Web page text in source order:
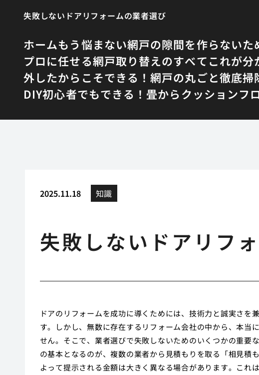
失敗しないドアリフォームの業者選び
ホームもう悩まない網戸の隙間を作らない
プロに任せる網戸取り替えのすべてこれが分
外したからこそできる！網戸の丸ごと徹底掃
DIY初心者でもできる！畳からクッションフ
2025.11.18 知識
失敗しないドアリフ
ドアのリフォームを成功に導くためには、技術力と誠実さ
す。しかし、無数に存在するリフォーム会社の中から、本当
せん。そこで、業者選びで失敗しないためのいくつかの重要
の基本となるのが、複数の業者から見積もりを取る「相見積
よって提示される金額は大きく異なる場合があります。これ